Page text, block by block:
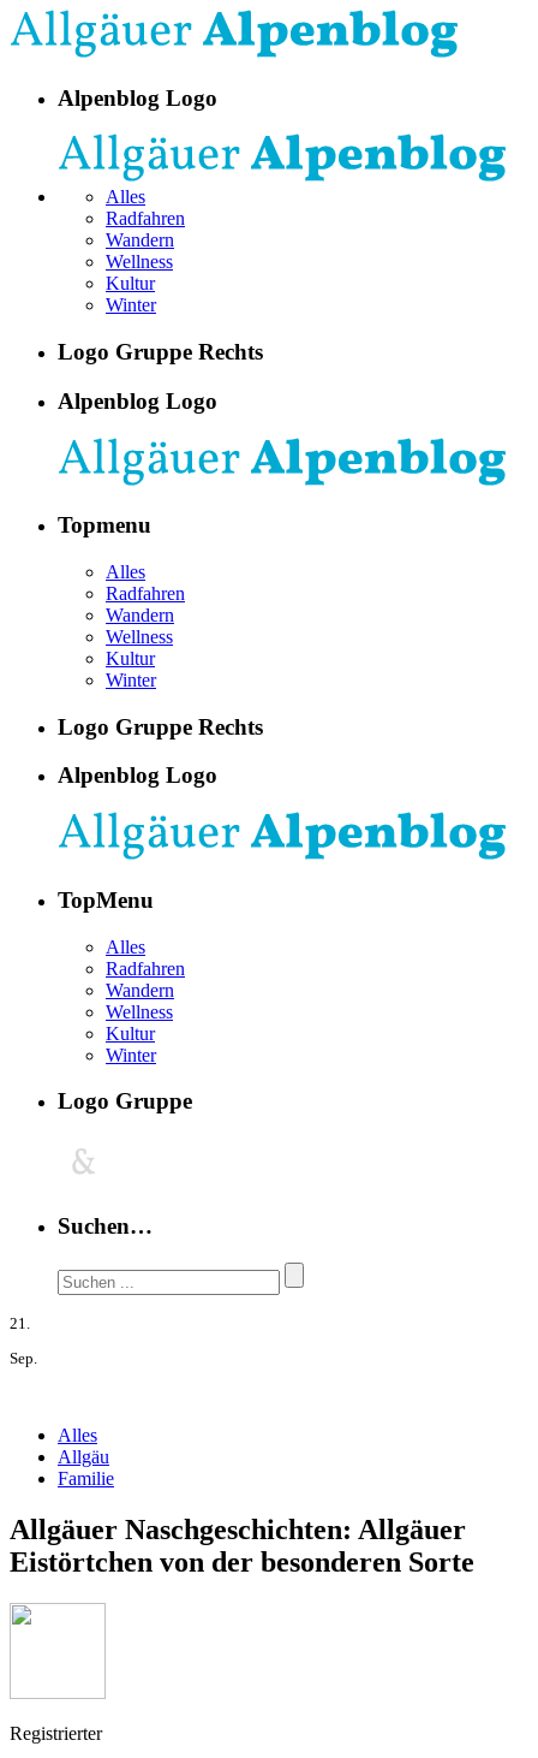
Alpenblog Logo
Alles
Radfahren
Wandern
Wellness
Kultur
Winter
Logo Gruppe Rechts
Alpenblog Logo
Topmenu
Alles
Radfahren
Wandern
Wellness
Kultur
Winter
Logo Gruppe Rechts
Alpenblog Logo
TopMenu
Alles
Radfahren
Wandern
Wellness
Kultur
Winter
Logo Gruppe
Suchen…
21.
Sep.
Alles
Allgäu
Familie
Allgäuer Naschgeschichten: Allgäuer
Eistörtchen von der besonderen Sorte
Registrierter